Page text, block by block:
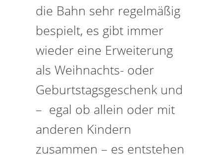
die Bahn sehr regelmäßig
bespielt, es gibt immer
wieder eine Erweiterung
als Weihnachts- oder
Geburtstagsgeschenk und
– egal ob allein oder mit
anderen Kindern
zusammen – es entstehen